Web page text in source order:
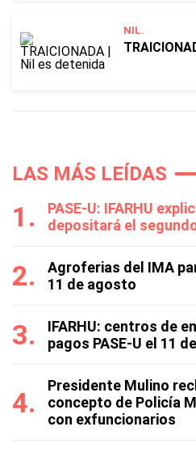
NIL.
LAS MÁS LEÍDAS
PASE-U: IFARHU
depositará el
Agroferias del IMA
11 de agosto
IFARHU: centros de
pagos PASE-U el 11
Presidente Mulino
concepto de Policía
con exfuncionarios